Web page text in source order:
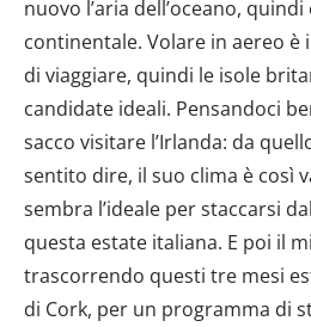
nuovo l’aria dell’oceano,
continentale. Volare in aereo
di viaggiare, quindi le isole
candidate ideali. Pensandoci
sacco visitare l’Irlanda: da
sentito dire, il suo clima è così
sembra l’ideale per staccarsi
questa estate italiana. E poi il
trascorrendo questi tre mesi
di Cork, per un programma di